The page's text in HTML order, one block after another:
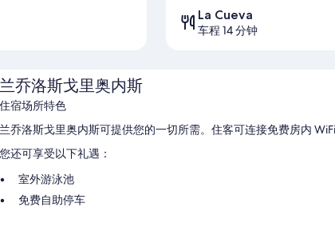
La Cueva
车程 14 分钟
兰乔洛斯戈里奥内斯
住宿场所特色
兰乔洛斯戈里奥内斯可提供您的一切所需。住客可连接免费房内
您还可享受以下礼遇：
室外游泳池
免费自助停车